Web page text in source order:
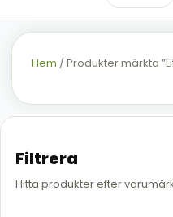
Hem / Produkter märkta
Filtrera
Hitta produkter efter